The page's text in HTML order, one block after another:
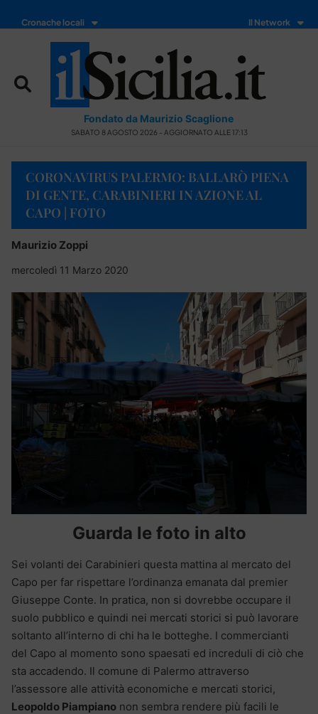
Cronache locali Il Network
Fondato da Maurizio Scaglione
SABATO 8 AGOSTO 2026 - AGGIORNATO ALLE 17:13
CORONAVIRUS PALERMO: BALLARÒ PIENA
DI GENTE, CARABINIERI IN AZIONE AL
CAPO | FOTO
Maurizio Zoppi
mercoledì 11 Marzo 2020
Guarda le foto in alto
Sei volanti dei Carabinieri questa mattina al mercato del
Capo per far rispettare l’ordinanza emanata dal premier
Giuseppe Conte. In pratica, non si dovrebbe occupare il
suolo pubblico e quindi nei mercati storici si può lavorare
soltanto all’interno di chi ha le botteghe. I commercianti
del Capo al momento sono spaesati ed increduli di ciò che
sta accadendo. Il comune di Palermo attraverso
l’assessore alle attività economiche e mercati storici,
Leopoldo Piampiano non sembra rendere più facili le